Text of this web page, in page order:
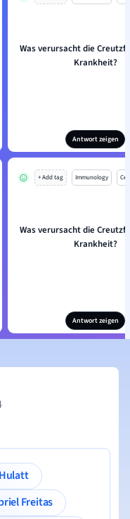
Was verursacht die
Krankheit?
Antwort zeigen
+ Add tag Immunology
Was verursacht die
Krankheit?
Antwort zeigen
Lily Hulatt
Freitas